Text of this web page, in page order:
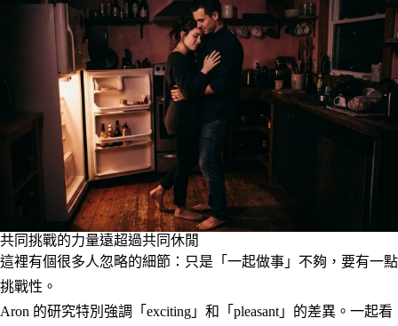
共同挑戰的力量遠超過共同休閒
這裡有個很多人忽略的細節：只是「一起做事」不夠，要有一點
挑戰性。
Aron 的研究特別強調「exciting」和「pleasant」的差異。一起看